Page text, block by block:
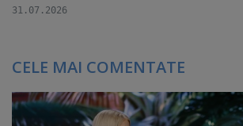
31.07.2026
CELE MAI COMENTATE